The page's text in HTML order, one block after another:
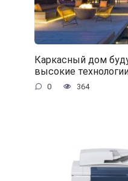
Каркасный дом
высокие
0 364